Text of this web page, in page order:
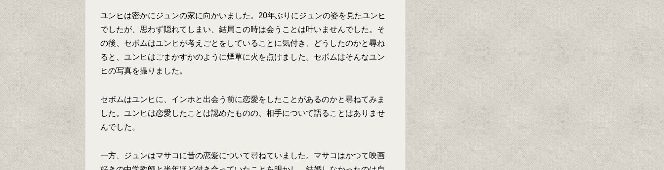
ユンヒは密かにジュンの家に向かいました。20年ぶりにジュンの姿を見たユンヒ
でしたが、思わず隠れてしまい、結局この時は会うことは叶いませんでした。そ
の後、セボムはユンヒが考えごとをしていることに気付き、どうしたのかと尋ね
ると、ユンヒはごまかすかのように煙草に火を点けました。セボムはそんなユン
ヒの写真を撮りました。
セボムはユンヒに、インホと出会う前に恋愛をしたことがあるのかと尋ねてみま
した。ユンヒは恋愛したことは認めたものの、相手について語ることはありませ
んでした。
一方、ジュンはマサコに昔の恋愛について尋ねていました。マサコはかつて映画